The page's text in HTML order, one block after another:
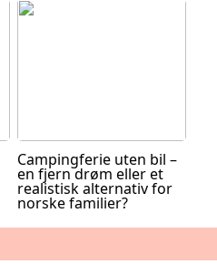
Campingferie uten bil –
en fjern drøm eller et
realistisk alternativ for
norske familier?